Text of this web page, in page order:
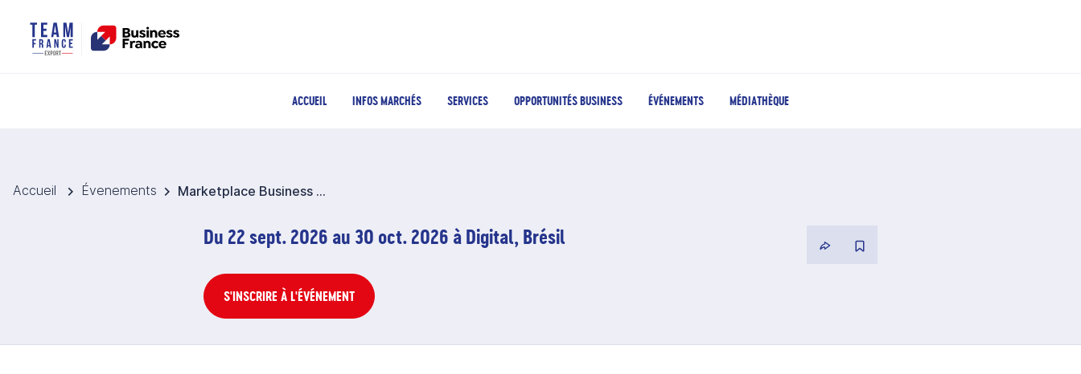
ACCUEIL INFOS MARCHÉS SERVICES OPPORTUNITÉS BUSINESS ÉVÉNEMENTS MÉDIATHÈQUE
Accueil Évenements Marketplace Business France 2026 - Intrants cosmétiques - Brésil
Du 22 sept. 2026 au 30 oct. 2026 à Digital, Brésil
S'INSCRIRE À L'ÉVÉNEMENT